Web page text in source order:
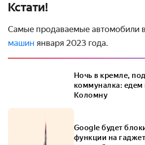
Кстати!
Самые продаваемые автомобили
машин января 2023 года.
Ночь в кремле,
коммуналка: едем
Коломну
Google будет
функции на